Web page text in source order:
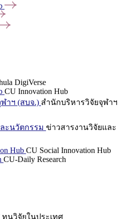
DigiVerse
CU Innovation Hub
าฯ (สบจ.) สำนักบริหารวิจัยจุฬาฯ
ะนวัตกรรม ข่าวสารงานวิจัยและ
Hub CU Social Innovation Hub
CU-Daily Research
ทุนวิจัยในประเทศ